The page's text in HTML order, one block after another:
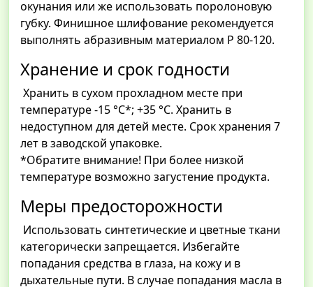
окунания или же использовать поролоновую
губку. Финишное шлифование рекомендуется
выполнять абразивным материалом Р 80-120.
Хранение и срок годности
Хранить в сухом прохладном месте при
температуре -15 °C*; +35 °C. Хранить в
недоступном для детей месте. Срок хранения 7
лет в заводской упаковке.
*Обратите внимание! При более низкой
температуре возможно загустение продукта.
Меры предосторожности
Использовать синтетические и цветные ткани
категорически запрещается. Избегайте
попадания средства в глаза, на кожу и в
дыхательные пути. В случае попадания масла в